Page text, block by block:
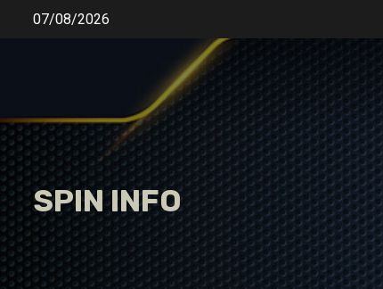
07/08/2026
SPIN INFO